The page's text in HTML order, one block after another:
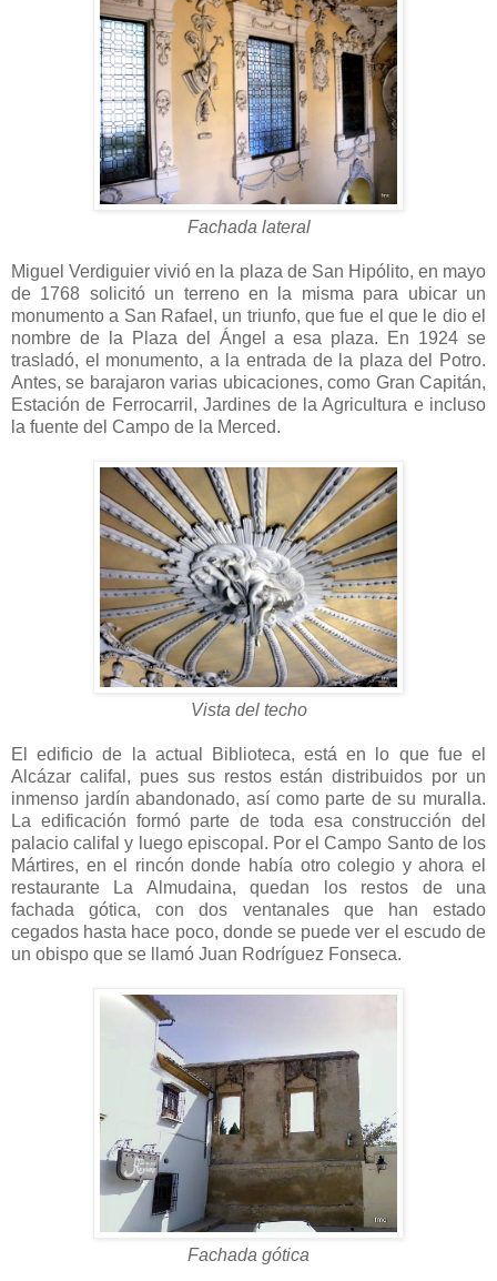
Fachada lateral
Miguel Verdiguier vivió en la plaza de San Hipólito, en mayo
de 1768 solicitó un terreno en la misma para ubicar un
monumento a San Rafael, un triunfo, que fue el que le dio el
nombre de la Plaza del Ángel a esa plaza. En 1924 se
trasladó, el monumento, a la entrada de la plaza del Potro.
Antes, se barajaron varias ubicaciones, como Gran Capitán,
Estación de Ferrocarril, Jardines de la Agricultura e incluso
la fuente del Campo de la Merced.
Vista del techo
El edificio de la actual Biblioteca, está en lo que fue el
Alcázar califal, pues sus restos están distribuidos por un
inmenso jardín abandonado, así como parte de su muralla.
La edificación formó parte de toda esa construcción del
palacio califal y luego episcopal. Por el Campo Santo de los
Mártires, en el rincón donde había otro colegio y ahora el
restaurante La Almudaina, quedan los restos de una
fachada gótica, con dos ventanales que han estado
cegados hasta hace poco, donde se puede ver el escudo de
un obispo que se llamó Juan Rodríguez Fonseca.
Fachada gótica